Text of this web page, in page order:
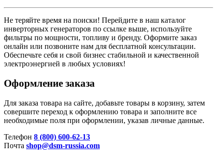
Не теряйте время на поиски! Перейдите в наш каталог
инверторных генераторов по ссылке выше, используйте
фильтры по мощности, топливу и бренду. Оформите заказ
онлайн или позвоните нам для бесплатной консультации.
Обеспечьте себя и свой бизнес стабильной и качественной
электроэнергией в любых условиях!
Оформление заказа
Для заказа товара на сайте, добавьте товары в корзину, затем
совершите переход к оформлению товара и заполните все
необходимые поля при оформлении, указав личные данные.
Телефон 8 (800) 600-62-13
Почта shop@dsm-russia.com